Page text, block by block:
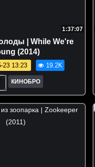
1:37:07
| While We're
(2014)
23 13:23 19.2K
КИНОБРО